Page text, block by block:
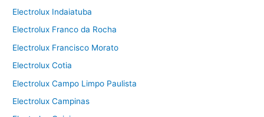
Electrolux Indaiatuba
Electrolux Franco da Rocha
Electrolux Francisco Morato
Electrolux Cotia
Electrolux Campo Limpo Paulista
Electrolux Campinas